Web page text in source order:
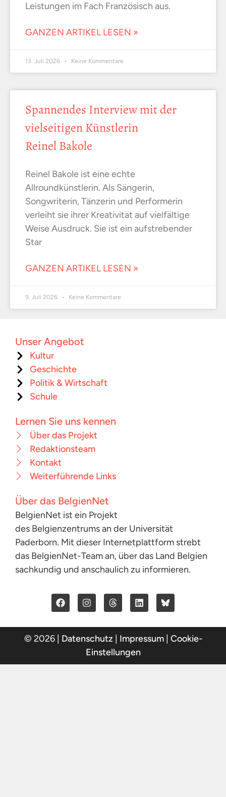
Leistungen im Fach Französisch aus.
GANZEN ARTIKEL LESEN »
13. Juli 2026 Keine Kommentare
Spannendes Interview mit der
vielseitigen Künstlerin
Reinel Bakole
Reinel Bakole ist eine echte
Allroundkünstlerin. Als Sängerin,
Songwriterin, Tänzerin und Performerin
verleiht sie ihrer Kreativität auf vielfältige
Weise Ausdruck. Sie ist ein aufstrebender
Star
GANZEN ARTIKEL LESEN »
9. Juli 2026 Keine Kommentare
Unser Angebot
Kultur
Geschichte
Politik & Wirtschaft
Schule
Lernen Sie uns kennen
Über das Projekt
Redaktionsteam
Kontakt
Weiterführende Links
Über das BelgienNet
BelgienNet ist ein Projekt
des Belgienzentrums an der Universität
Paderborn. Mit dieser Internetplattform strebt
das BelgienNet-Team an, über das Land Belgien
sachkundig und anschaulich zu informieren.
© 2026 | Datenschutz Impressum| Cookie-
Einstellungen